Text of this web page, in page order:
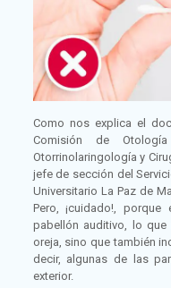
Como nos explica el
Comisión de
Otorrinolaringología y
jefe de sección del
Universitario La Paz de
Pero, ¡cuidado!, porque
pabellón auditivo, lo
oreja, sino que también
decir, algunas de las
exterior.